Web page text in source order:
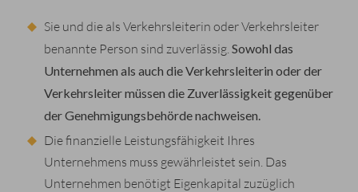
Sie und die als Verkehrsleiterin oder Verkehrsleiter
benannte Person sind zuverlässig.Sowohl das
Unternehmen als auch die Verkehrsleiterin oder der
Verkehrsleiter müssen die Zuverlässigkeit gegenüber
der Genehmigungsbehörde nachweisen.
Die finanzielle Leistungsfähigkeit Ihres
Unternehmens muss gewährleistet sein. Das
Unternehmen benötigt Eigenkapital zuzüglich